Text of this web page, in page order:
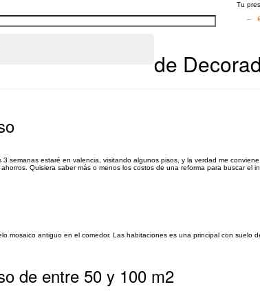
Tu
–
de
estaré en valencia, visitando algunos pisos, y la verdad me
Quisiera saber más o menos los costos de una reforma para buscar el
mosaico antiguo en el comedor. Las habitaciones es una principal con suelo
de entre 50 y 100 m2